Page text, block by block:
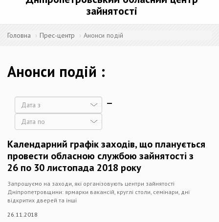
зайнятості
Головна Прес-центр Анонси подій
Анонси подій
Дата
Календарний графік заходів, що планується
провести обласною службою зайнятості з
26 по 30 листопада 2018 року
Запрошуємо на заходи, які організовують центри зайнятості
Дніпропетровщини: ярмарки вакансій, круглі столи, семінари, дні
відкритих дверей та інші
26.11.2018